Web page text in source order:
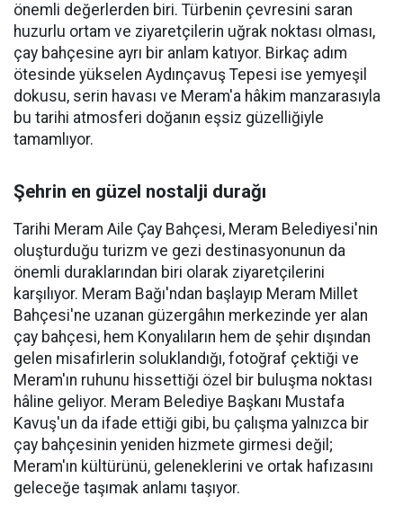
önemli değerlerden biri. Türbenin çevresini saran
huzurlu ortam ve ziyaretçilerin uğrak noktası olması,
çay bahçesine ayrı bir anlam katıyor. Birkaç adım
ötesinde yükselen Aydınçavuş Tepesi ise yemyeşil
dokusu, serin havası ve Meram'a hâkim manzarasıyla
bu tarihi atmosferi doğanın eşsiz güzelliğiyle
tamamlıyor.
Şehrin en güzel nostalji durağı
Tarihi Meram Aile Çay Bahçesi, Meram Belediyesi'nin
oluşturduğu turizm ve gezi destinasyonunun da
önemli duraklarından biri olarak ziyaretçilerini
karşılıyor. Meram Bağı'ndan başlayıp Meram Millet
Bahçesi'ne uzanan güzergâhın merkezinde yer alan
çay bahçesi, hem Konyalıların hem de şehir dışından
gelen misafirlerin soluklandığı, fotoğraf çektiği ve
Meram'ın ruhunu hissettiği özel bir buluşma noktası
hâline geliyor. Meram Belediye Başkanı Mustafa
Kavuş'un da ifade ettiği gibi, bu çalışma yalnızca bir
çay bahçesinin yeniden hizmete girmesi değil;
Meram'ın kültürünü, geleneklerini ve ortak hafızasını
geleceğe taşımak anlamı taşıyor.